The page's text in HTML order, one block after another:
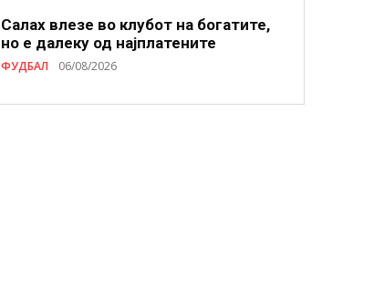
Салах влезе во клубот на богатите,
но е далеку од најплатените
ФУДБАЛ 06/08/2026